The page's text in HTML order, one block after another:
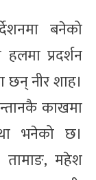
बनेको
प्रदर्शन
नीर शाह।
काखमा
भनेको छ।
तामाङ, महेश